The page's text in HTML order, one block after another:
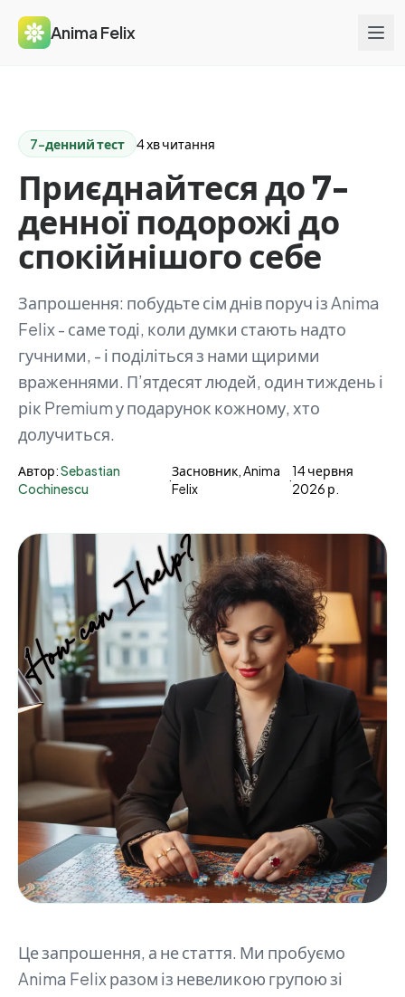
Anima Felix
7-денний тест 4 хв читання
Приєднайтеся до 7-
денної подорожі до
спокійнішого себе
Запрошення: побудьте сім днів поруч із Anima
Felix - саме тоді, коли думки стають надто
гучними, - і поділіться з нами щирими
враженнями. П’ятдесят людей, один тиждень і
рік Premium у подарунок кожному, хто
долучиться.
Автор:Sebastian
Cochinescu
·
Засновник, Anima
Felix
·
14 червня
2026 р.
Це запрошення, а не стаття. Ми пробуємо
Anima Felix разом із невеликою групою зі